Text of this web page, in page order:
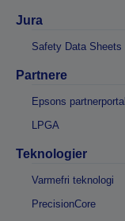
Jura
Safety Data Sheets
Partnere
Epsons partnerportal
LPGA
Teknologier
Varmefri teknologi
PrecisionCore